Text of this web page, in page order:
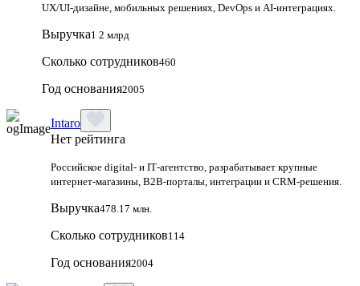
UX/UI-дизайне, мобильных решениях, DevOps и AI-интеграциях.
Выручка1 2 млрд
Сколько сотрудников460
Год основания2005
Intaro
Нет рейтинга
Российское digital‑ и IT‑агентство, разрабатывает крупные
интернет‑магазины, B2B‑порталы, интеграции и CRM‑решения.
Выручка478.17 млн.
Сколько сотрудников114
Год основания2004